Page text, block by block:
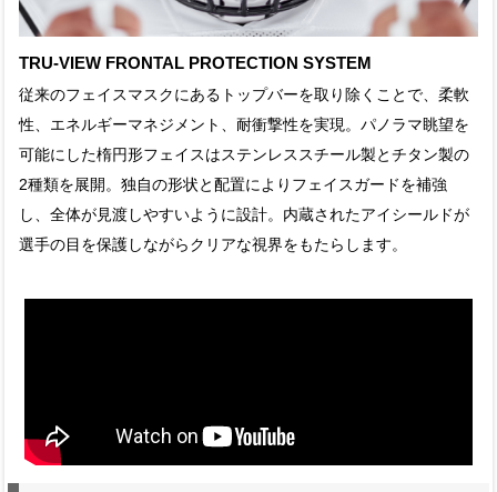
TRU-VIEW FRONTAL PROTECTION SYSTEM
従来のフェイスマスクにあるトップバーを取り除くことで、柔軟
性、エネルギーマネジメント、耐衝撃性を実現。パノラマ眺望を
可能にした楕円形フェイスはステンレススチール製とチタン製の
2種類を展開。独自の形状と配置によりフェイスガードを補強
し、全体が見渡しやすいように設計。内蔵されたアイシールドが
選手の目を保護しながらクリアな視界をもたらします。